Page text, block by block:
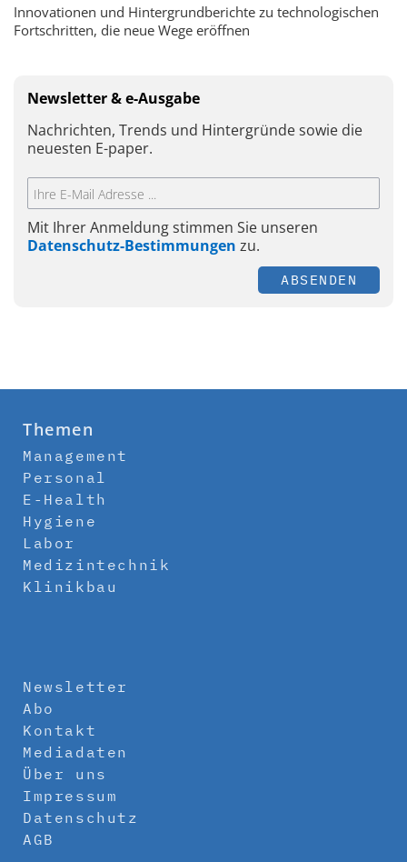
Innovationen und Hintergrundberichte zu technologischen
Fortschritten, die neue Wege eröffnen
Newsletter & e-Ausgabe
Nachrichten, Trends und Hintergründe sowie die
neuesten E-paper.
Mit Ihrer Anmeldung stimmen Sie unseren
Datenschutz-Bestimmungen zu.
ABSENDEN
Themen
Management
Personal
E-Health
Hygiene
Labor
Medizintechnik
Klinikbau
Newsletter
Abo
Kontakt
Mediadaten
Über uns
Impressum
Datenschutz
AGB